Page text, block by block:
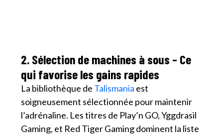
2. Sélection de machines à sous – Ce
qui favorise les gains rapides
La bibliothèque de Talismania est
soigneusement sélectionnée pour maintenir
l’adrénaline. Les titres de Play’n GO, Yggdrasil
Gaming, et Red Tiger Gaming dominent la liste